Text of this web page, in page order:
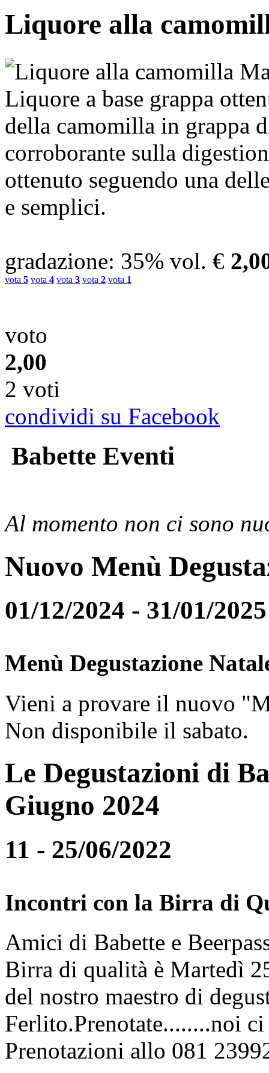
Liquore alla
Liquore a base grappa
della camomilla in grappa
corroborante sulla
ottenuto seguendo una
e semplici.
gradazione: 35% vol. €
vota 5 vota 4 vota 3 vota 2 vota 1
voto
2,00
2 voti
condividi su Facebook
Babette Eventi
Al momento non ci sono
Nuovo Menù
01/12/2024 - 31/01/2025
Menù Degustazione
Vieni a provare il nuovo
Non disponibile il sabato.
Le Degustazioni di
Giugno 2024
11 - 25/06/2022
Incontri con la Birra di
Amici di Babette e
Birra di qualità è Martedì
del nostro maestro di
Ferlito.Prenotate........noi
Prenotazioni allo 081